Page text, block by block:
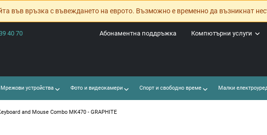
във връзка с въвеждането на еврото. Възможно е временно да възникнат
40 70 Компютърни услуги
Абонаментна поддръжка
устройства Фото и видеокамери Спорт и свободно време Малки
and Mouse Combo MK470 - GRAPHITE